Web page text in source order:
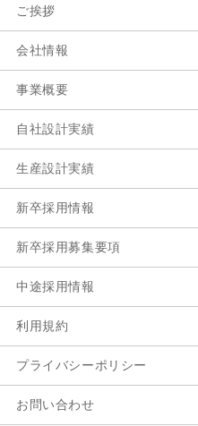
ご挨拶
会社情報
事業概要
自社設計実績
生産設計実績
新卒採用情報
新卒採用募集要項
中途採用情報
利用規約
プライバシーポリシー
お問い合わせ